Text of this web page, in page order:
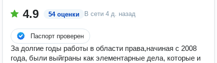
4.9 54 оценки В сети 4 д. назад
Паспорт проверен
За долгие годы работы в области права,начиная с 2008
года, были выйграны как элементарные дела, которые и